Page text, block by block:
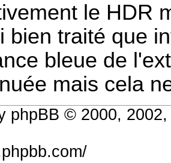
le HDR
bien traité que
bleue de
mais cela
phpBB © 2000,